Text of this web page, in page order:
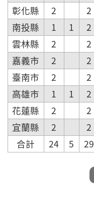
彰化縣
2 2
南投縣
1 1 2
雲林縣
2 2
嘉義市
2 2
臺南市
2 2
高雄市
1 1 2
花蓮縣
2 2
宜蘭縣
2 2
合計
24 5 29